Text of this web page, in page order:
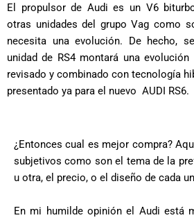
El propulsor de Audi es un V6
otras unidades del grupo Vag como
necesita una evolución. De hecho,
unidad de RS4 montará una
revisado y combinado con tecnología
presentado ya para el nuevo AUDI RS6.
¿Entonces cual es mejor compra?
subjetivos como son el tema de la
u otra, el precio, o el diseño de cada
En mi humilde opinión el Audi está